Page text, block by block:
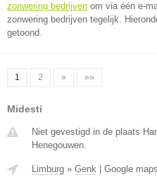
zonwering bedrijven om via één e-
zonwering bedrijven tegelijk.
getoond.
1 2 » »»
Midesti
Niet gevestigd in de plaats
Henegouwen.
Limburg » Genk Google maps